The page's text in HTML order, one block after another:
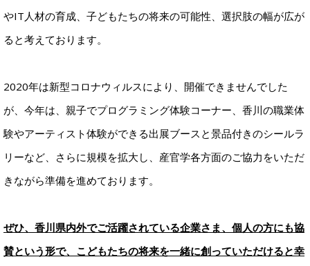
やIT人材の育成、子どもたちの将来の可能性、選択肢の幅が広が
ると考えております。
2020年は新型コロナウィルスにより、開催できませんでした
が、今年は、親子でプログラミング体験コーナー、香川の職業体
験やアーティスト体験ができる出展ブースと景品付きのシールラ
リーなど、さらに規模を拡大し、産官学各方面のご協力をいただ
きながら準備を進めております。
ぜひ、香川県内外でご活躍されている企業さま、個人の方にも協
賛という形で、こどもたちの将来を一緒に創っていただけると幸